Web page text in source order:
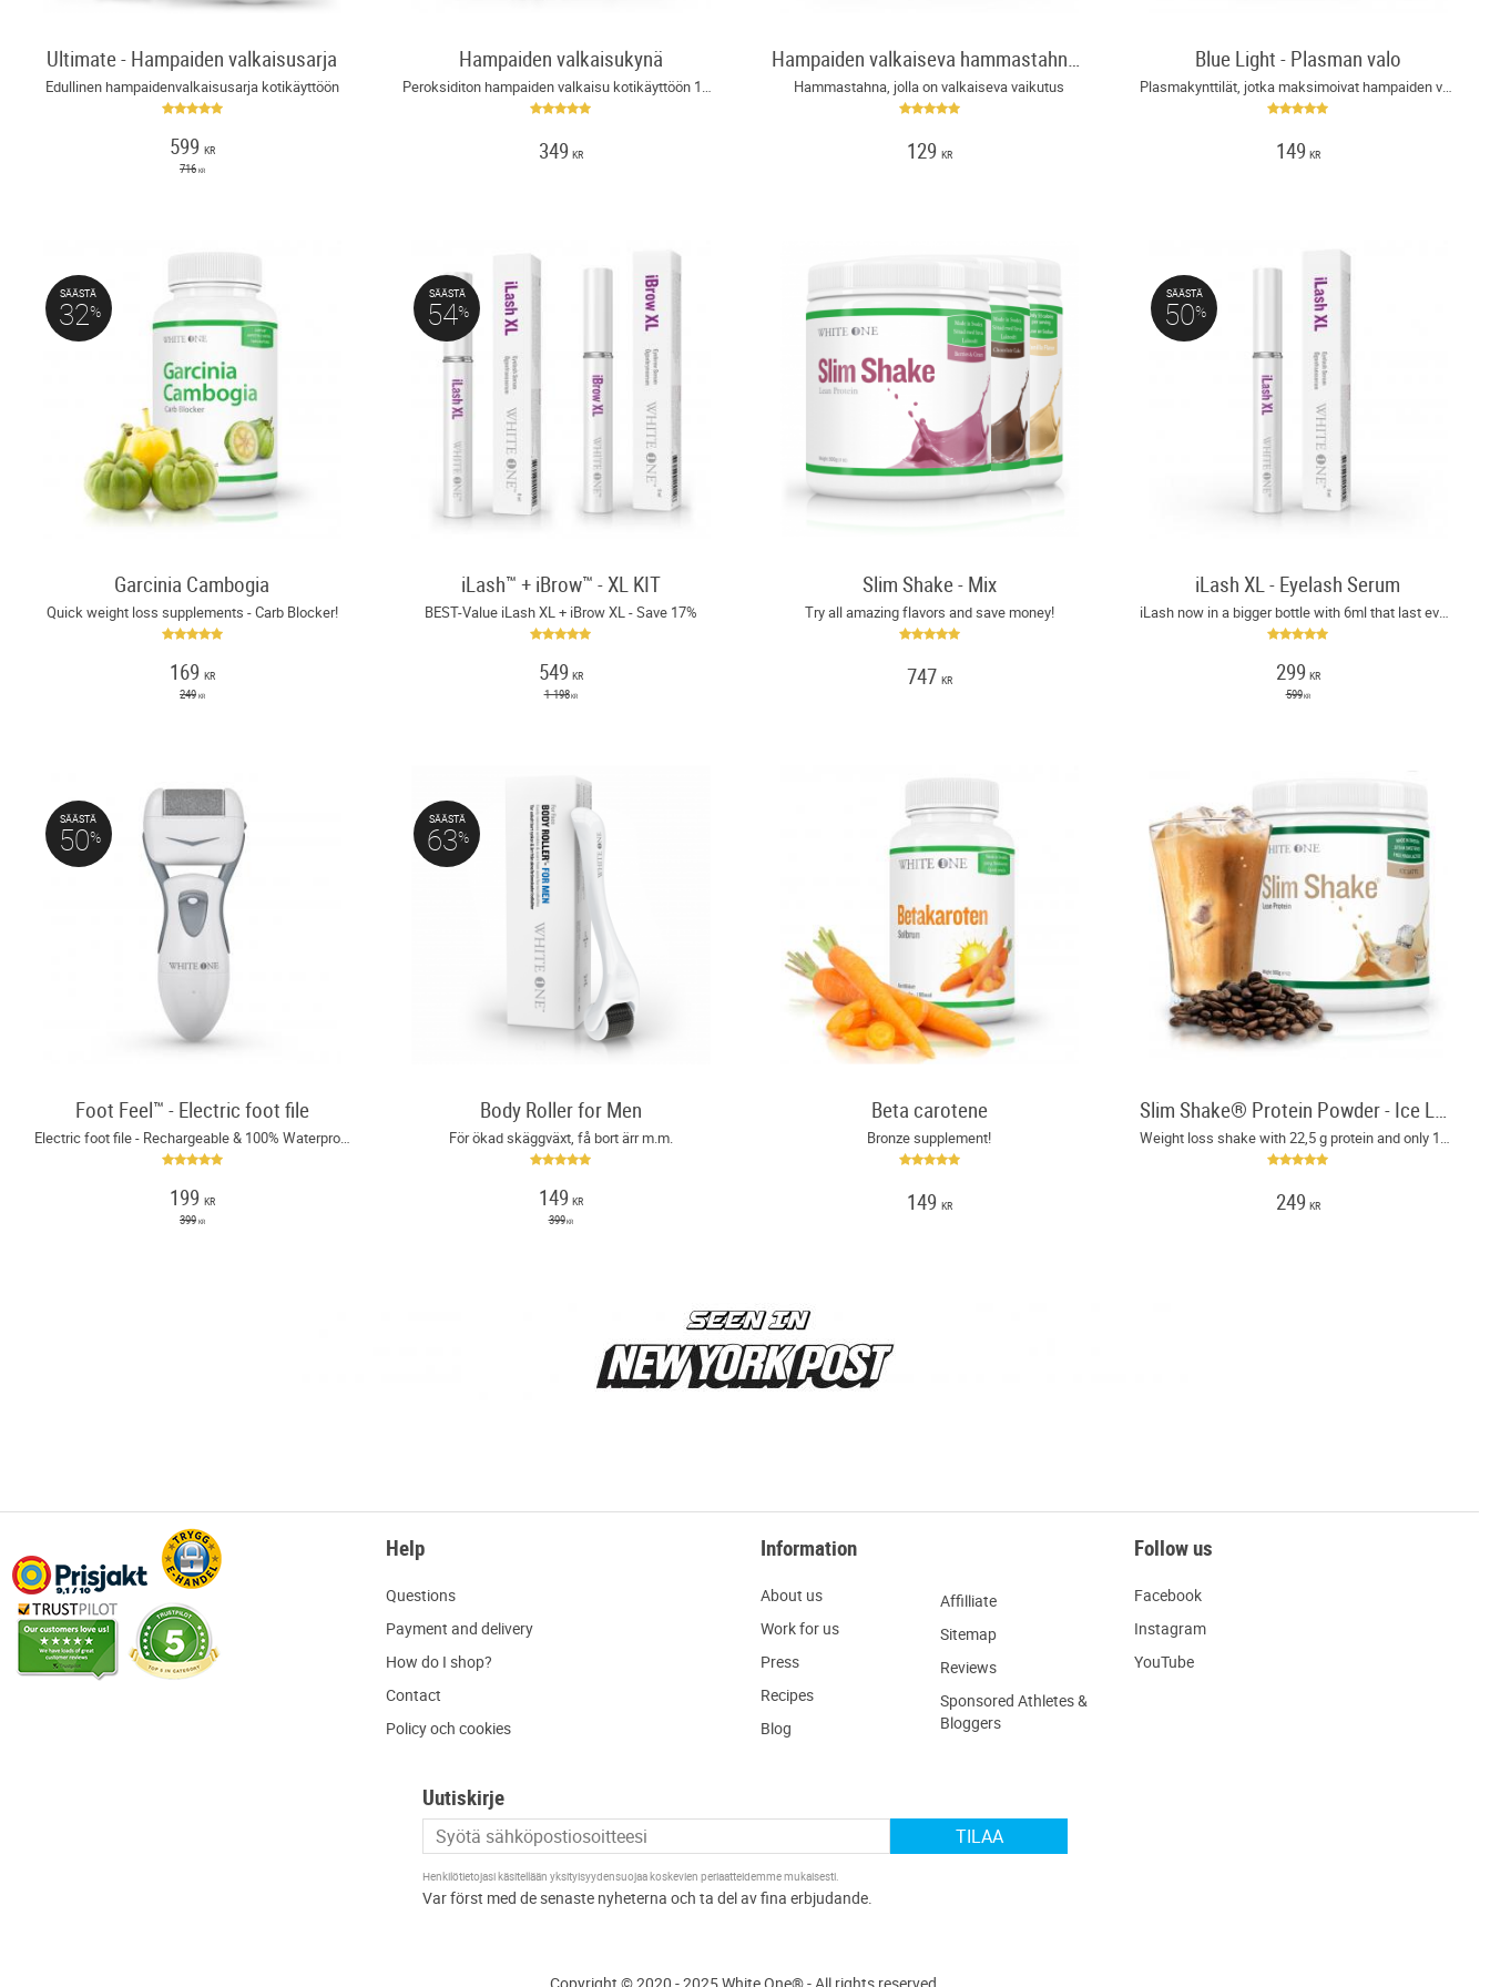
Ultimate - Hampaiden valkaisusarja
Edullinen hampaidenvalkaisusarja kotikäyttöön
599 KR
716 KR
Hampaiden valkaisukynä
Peroksiditon hampaiden valkaisu kotikäyttöön 14 päivän ajan!
349 KR
Hampaiden valkaiseva hammastahna Valkaiseva hammastahna
Hammastahna, jolla on valkaiseva vaikutus
129 KR
Blue Light - Plasman valo
Plasmakynttilät, jotka maksimoivat hampaiden valkaiseva vaikutus!
149 KR
Garcinia Cambogia
Quick weight loss supplements - Carb Blocker!
169 KR
249 KR
SÄÄSTÄ
32%
iLash™ + iBrow™ - XL KIT
BEST-Value iLash XL + iBrow XL - Save 17%
549 KR
1 198KR
SÄÄSTÄ
54%
Slim Shake - Mix
Try all amazing flavors and save money!
747 KR
iLash XL - Eyelash Serum
iLash now in a bigger bottle with 6ml that last even longer!
299 KR
599KR
SÄÄSTÄ
50%
Foot Feel™ - Electric foot file
Electric foot file - Rechargeable & 100% Waterproof!
199 KR
399 KR
SÄÄSTÄ
50%
Body Roller for Men
För ökad skäggväxt, få bort ärr m.m.
149 KR
399KR
SÄÄSTÄ
63%
Beta carotene
Bronze supplement!
149 KR
Slim Shake® Protein Powder - Ice Latte
249 KR
Help
Questions
Payment and delivery
How do I shop?
Contact
Policy och cookies
Information
About us
Work for us
Press
Recipes
Blog
Affilliate
Sitemap
Reviews
Sponsored Athletes &
Bloggers
Follow us
Facebook
Instagram
YouTube
Uutiskirje
TILAA
Henkilötietojasi käsitellään yksityisyydensuojaa koskevien periaatteidemmemukaisesti.